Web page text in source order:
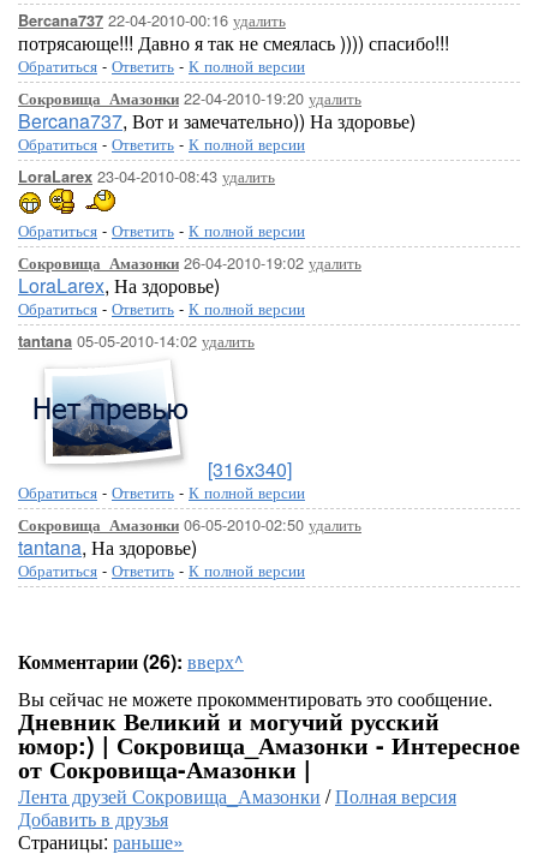
Bercana737 22-04-2010-00:16 удалить
потрясающе!!! Давно я так не смеялась )))) спасибо!!!
Обратиться - Ответить - К полной версии
Сокровища_Амазонки 22-04-2010-19:20 удалить
Bercana737, Вот и замечательно)) На здоровье)
Обратиться - Ответить - К полной версии
LoraLarex 23-04-2010-08:43 удалить
Обратиться - Ответить - К полной версии
Сокровища_Амазонки 26-04-2010-19:02 удалить
LoraLarex, На здоровье)
Обратиться - Ответить - К полной версии
tantana 05-05-2010-14:02 удалить
[316x340]
Обратиться - Ответить - К полной версии
Сокровища_Амазонки 06-05-2010-02:50 удалить
tantana, На здоровье)
Обратиться - Ответить - К полной версии
Комментарии (26): вверх^
Вы сейчас не можете прокомментировать это сообщение.
Дневник Великий и могучий русский
юмор:) | Сокровища_Амазонки - Интересное
от Сокровища-Амазонки |
Лента друзей Сокровища_Амазонки /Полная версия
Добавить в друзья
Страницы: раньше»